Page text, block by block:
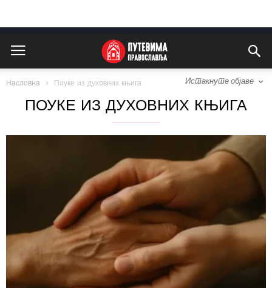
Насловна Поуке из духовних књига Истакнуте објаве
ПОУКЕ ИЗ ДУХОВНИХ КЊИГА